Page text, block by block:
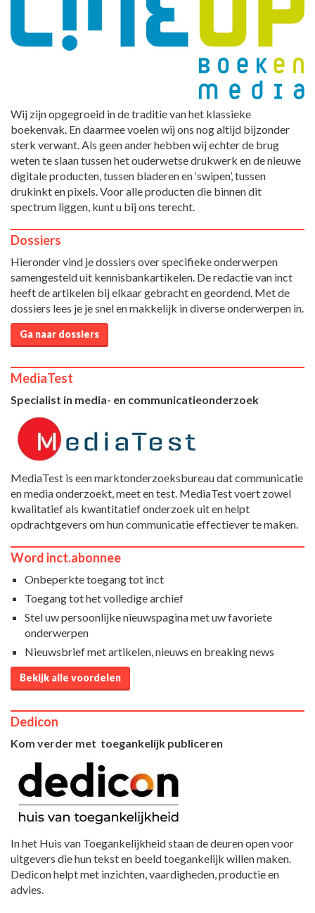
Wij zijn opgegroeid in de traditie van het klassieke
boekenvak. En daarmee voelen wij ons nog altijd bijzonder
sterk verwant. Als geen ander hebben wij echter de brug
weten te slaan tussen het ouderwetse drukwerk en de nieuwe
digitale producten, tussen bladeren en ‘swipen’, tussen
drukinkt en pixels. Voor alle producten die binnen dit
spectrum liggen, kunt u bij ons terecht.
Dossiers
Hieronder vind je dossiers over specifieke onderwerpen
samengesteld uit kennisbankartikelen. De redactie van inct
heeft de artikelen bij elkaar gebracht en geordend. Met de
dossiers lees je je snel en makkelijk in diverse onderwerpen in.
Ga naar dossiers
MediaTest
Specialist in media- en communicatieonderzoek
MediaTest is een marktonderzoeksbureau dat communicatie
en media onderzoekt, meet en test. MediaTest voert zowel
kwalitatief als kwantitatief onderzoek uit en helpt
opdrachtgevers om hun communicatie effectiever te maken.
Word inct.abonnee
Onbeperkte toegang tot inct
Toegang tot het volledige archief
Stel uw persoonlijke nieuwspagina met uw favoriete
onderwerpen
Nieuwsbrief met artikelen, nieuws en breaking news
Bekijk alle voordelen
Dedicon
Kom verder met toegankelijk publiceren
In het Huis van Toegankelijkheid staan de deuren open voor
uitgevers die hun tekst en beeld toegankelijk willen maken.
Dedicon helpt met inzichten, vaardigheden, productie en
advies.